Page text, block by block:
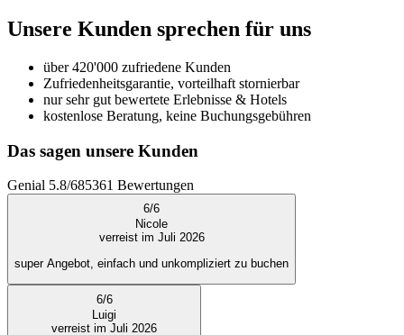
Unsere Kunden sprechen für uns
über 420'000 zufriedene Kunden
Zufriedenheitsgarantie, vorteilhaft stornierbar
nur sehr gut bewertete Erlebnisse & Hotels
kostenlose Beratung, keine Buchungsgebühren
Das sagen unsere Kunden
Genial 5.8/685361 Bewertungen
6/6
Nicole
verreist im Juli 2026
super Angebot, einfach und unkompliziert zu buchen
6/6
Luigi
verreist im Juli 2026